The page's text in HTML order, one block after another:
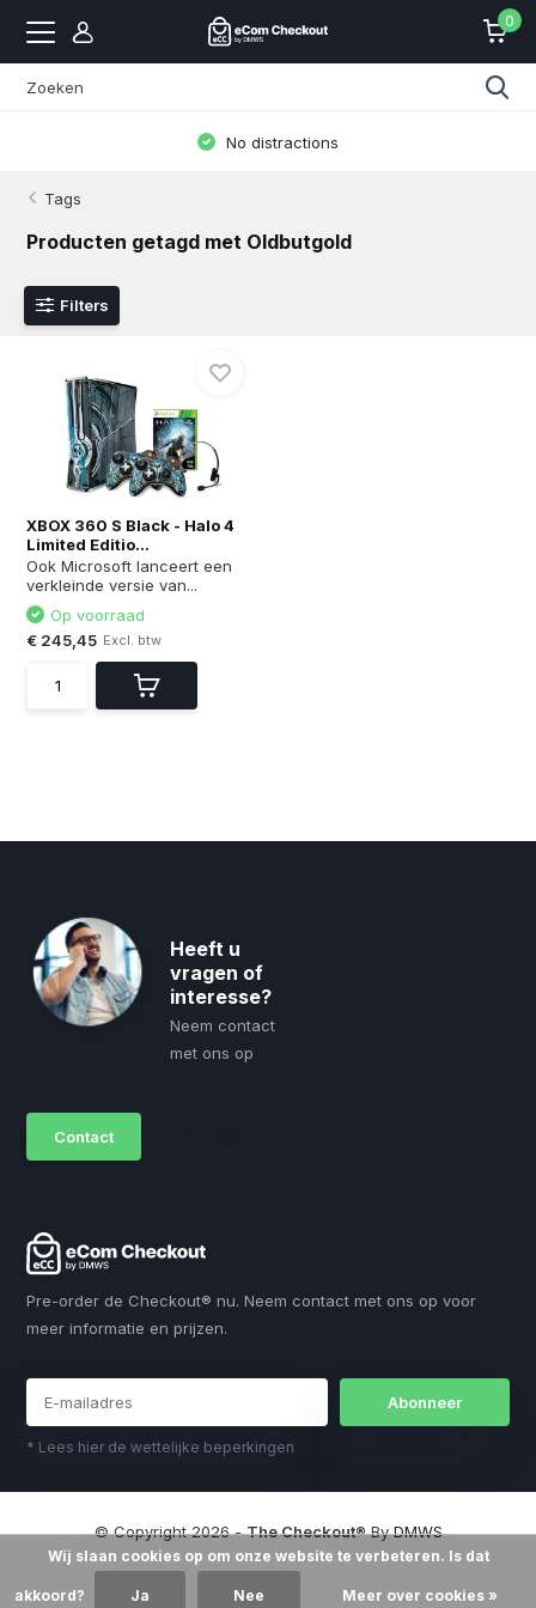
0
No distractions
Tags
Producten getagd met Oldbutgold
Filters
XBOX 360 S Black - Halo 4
Limited Editio...
Ook Microsoft lanceert een
verkleinde versie van...
Op voorraad
€ 245,45 Excl. btw
Heeft u
vragen of
interesse?
Neem contact
met ons op
Contact
Pre-order de Checkout® nu. Neem contact met ons op voor
meer informatie en prijzen.
Abonneer
* Lees hier de wettelijke beperkingen
© Copyright 2026 -The Checkout®ByDMWS
Wij slaan cookies op om onze website te verbeteren. Is dat
akkoord? Ja Nee Meer over cookies »